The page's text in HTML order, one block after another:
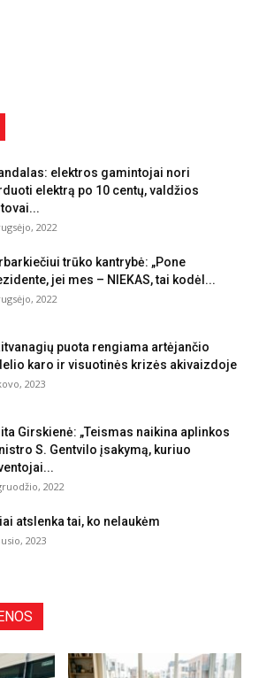
elektros gamintojai nori
elektrą po 10 centų, valdžios
2022
trūko kantrybė: „Pone
jei mes – NIEKAS, tai kodėl...
2022
puota rengiama artėjančio
karo ir visuotinės krizės akivaizdoje
2023
Girskienė: „Teismas naikina aplinkos
S. Gentvilo įsakymą, kuriuo
2022
atslenka tai, ko nelaukėm
2023